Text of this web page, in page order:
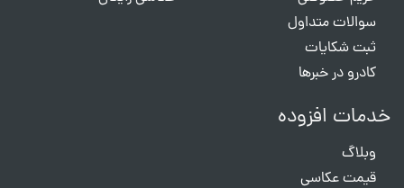
سوالات متداول
ثبت شکایات
کادرو در خبرها
خدمات افزوده
وبلاگ
قیمت عکاسی